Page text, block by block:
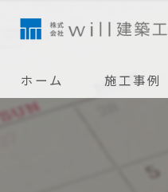
ホーム 施工事例